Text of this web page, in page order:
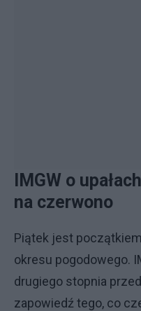
IMGW o
na czerwono
Piątek jest
okresu pogodowego.
drugiego stopnia
zapowiedź tego, co